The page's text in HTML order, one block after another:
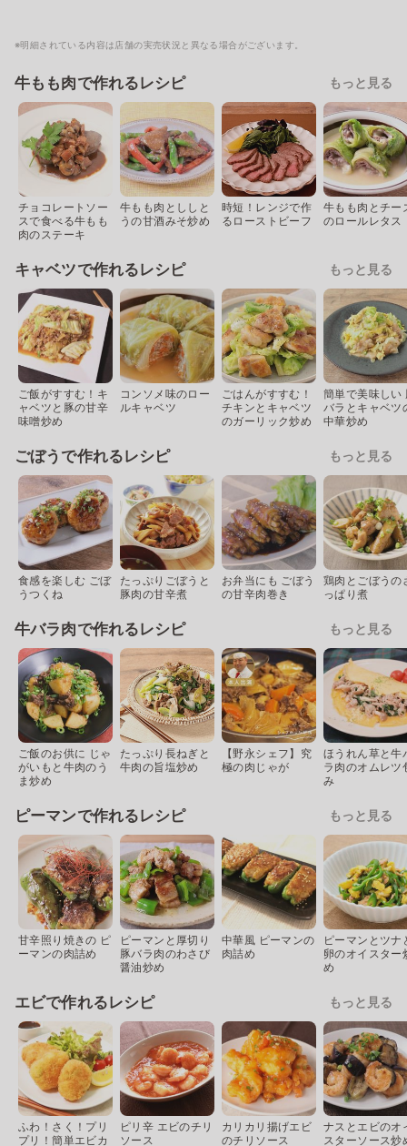
※明細されている内容は店舗の実売状況と異なる場合がございます。
牛もも肉で作れるレシピ もっと見る
チョコレートソー
スで食べる牛もも
肉のステーキ
牛もも肉とししと
うの甘酒みそ炒め
時短！レンジで作
るローストビーフ
牛もも肉とチー
のロールレタス
キャベツで作れるレシピ もっと見る
ご飯がすすむ！キ
ャベツと豚の甘辛
味噌炒め
コンソメ味のロー
ルキャベツ
ごはんがすすむ！
チキンとキャベツ
のガーリック炒め
簡単で美味しい
バラとキャベツ
中華炒め
ごぼうで作れるレシピ もっと見る
食感を楽しむ ごぼ
うつくね
たっぷりごぼうと
豚肉の甘辛煮
お弁当にも ごぼう
の甘辛肉巻き
鶏肉とごぼうの
っぱり煮
牛バラ肉で作れるレシピ もっと見る
ご飯のお供に じゃ
がいもと牛肉のう
ま炒め
たっぷり長ねぎと
牛肉の旨塩炒め
【野永シェフ】究
極の肉じゃが
ほうれん草と牛
ラ肉のオムレツ
み
ピーマンで作れるレシピ もっと見る
甘辛照り焼きの ピ
ーマンの肉詰め
ピーマンと厚切り
豚バラ肉のわさび
醤油炒め
中華風 ピーマンの
肉詰め
ピーマンとツナ
卵のオイスター
め
エビで作れるレシピ もっと見る
ふわ！さく！プリ
プリ！簡単エビカ
ピリ辛 エビのチリ
ソース
カリカリ揚げエビ
のチリソース
ナスとエビのオ
スターソース炒